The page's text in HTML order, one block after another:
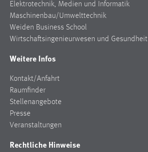
Elektrotechnik, Medien und Informatik
Maschinenbau/Umwelttechnik
Weiden Business School
Wirtschaftsingenieurwesen und Gesundheit
Weitere Infos
Kontakt/Anfahrt
Raumfinder
Stellenangebote
Presse
Veranstaltungen
Rechtliche Hinweise